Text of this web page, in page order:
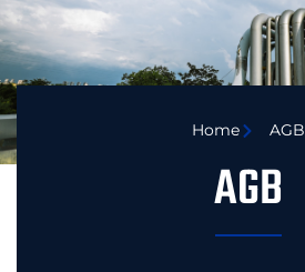
Home AGB
AGB